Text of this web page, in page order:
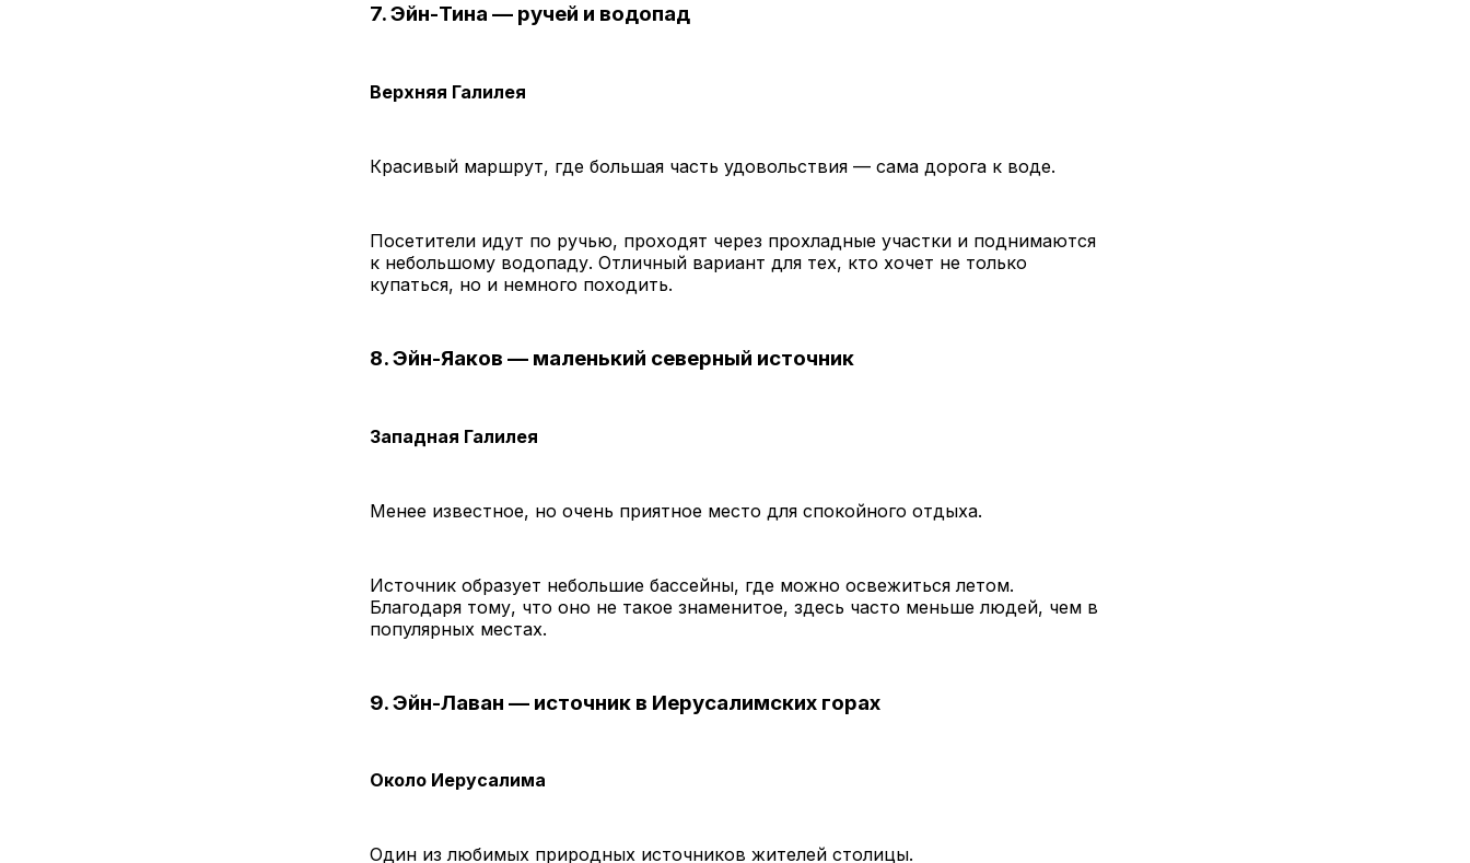
7. Эйн-Тина — ручей и водопад
Верхняя Галилея
Красивый маршрут, где большая часть удовольствия — сама дорога к воде.
Посетители идут по ручью, проходят через прохладные участки и поднимаются
к небольшому водопаду. Отличный вариант для тех, кто хочет не только
купаться, но и немного походить.
8. Эйн-Яаков — маленький северный источник
Западная Галилея
Менее известное, но очень приятное место для спокойного отдыха.
Источник образует небольшие бассейны, где можно освежиться летом.
Благодаря тому, что оно не такое знаменитое, здесь часто меньше людей, чем в
популярных местах.
9. Эйн-Лаван — источник в Иерусалимских горах
Около Иерусалима
Один из любимых природных источников жителей столицы.